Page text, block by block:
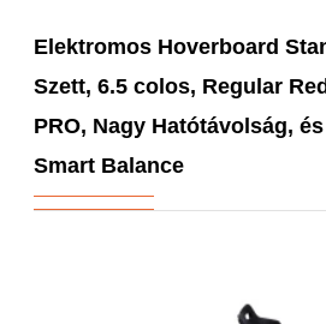
Elektromos Hoverboard
Szett, 6.5 colos, Regular
PRO, Nagy Hatótávolság,
Smart Balance